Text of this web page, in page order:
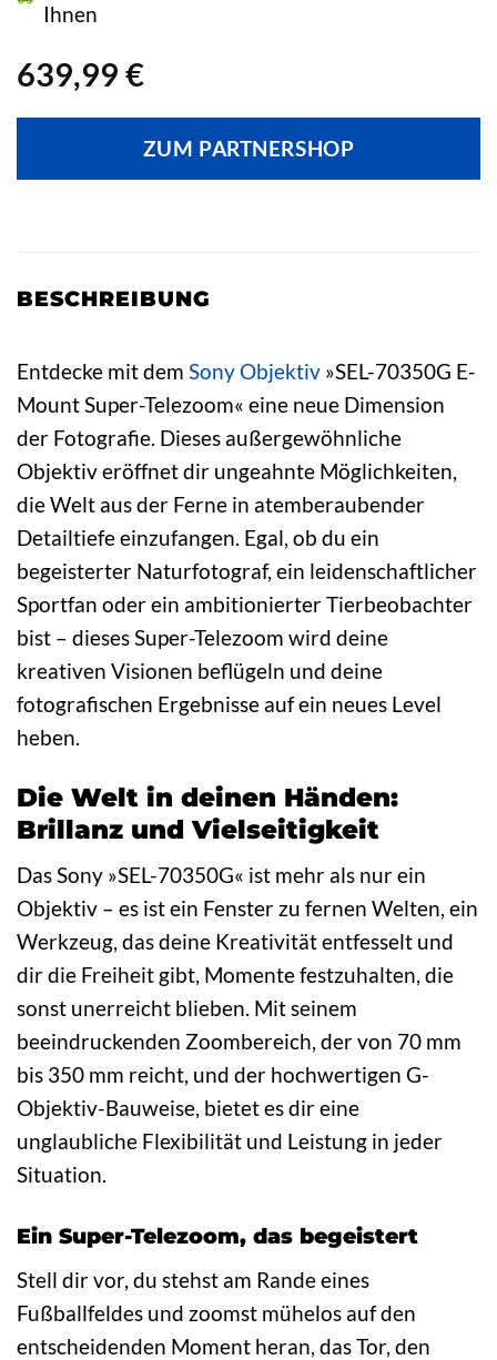
639,99 €
Ihnen
ZUM PARTNERSHOP
BESCHREIBUNG
Entdecke mit dem Sony Objektiv »SEL-70350G E-
Mount Super-Telezoom« eine neue Dimension
der Fotografie. Dieses außergewöhnliche
Objektiv eröffnet dir ungeahnte Möglichkeiten,
die Welt aus der Ferne in atemberaubender
Detailtiefe einzufangen. Egal, ob du ein
begeisterter Naturfotograf, ein leidenschaftlicher
Sportfan oder ein ambitionierter Tierbeobachter
bist – dieses Super-Telezoom wird deine
kreativen Visionen beflügeln und deine
fotografischen Ergebnisse auf ein neues Level
heben.
Die Welt in deinen Händen:
Brillanz und Vielseitigkeit
Das Sony »SEL-70350G« ist mehr als nur ein
Objektiv – es ist ein Fenster zu fernen Welten, ein
Werkzeug, das deine Kreativität entfesselt und
dir die Freiheit gibt, Momente festzuhalten, die
sonst unerreicht blieben. Mit seinem
beeindruckenden Zoombereich, der von 70 mm
bis 350 mm reicht, und der hochwertigen G-
Objektiv-Bauweise, bietet es dir eine
unglaubliche Flexibilität und Leistung in jeder
Situation.
Ein Super-Telezoom, das begeistert
Stell dir vor, du stehst am Rande eines
Fußballfeldes und zoomst mühelos auf den
entscheidenden Moment heran, das Tor, den